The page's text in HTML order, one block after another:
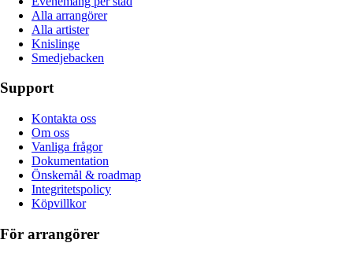
Alla arrangörer
Alla artister
Knislinge
Smedjebacken
Support
Kontakta oss
Om oss
Vanliga frågor
Dokumentation
Önskemål & roadmap
Integritetspolicy
Köpvillkor
För arrangörer